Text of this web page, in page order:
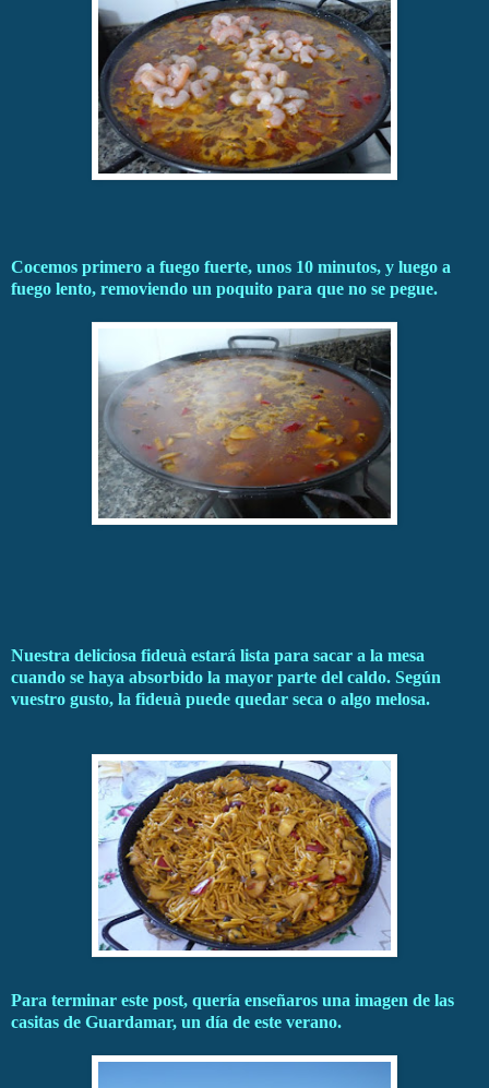
Cocemos primero a fuego fuerte, unos 10 minutos, y luego a
fuego lento, removiendo un poquito para que no se pegue.
Nuestra deliciosa fideuà estará lista para sacar a la mesa
cuando se haya absorbido la mayor parte del caldo. Según
vuestro gusto, la fideuà puede quedar seca o algo melosa.
Para terminar este post, quería enseñaros una imagen de las
casitas de Guardamar, un día de este verano.